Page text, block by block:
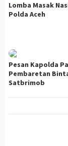
Lomba Masak
Polda Aceh
Pesan Kapolda
Pembaretan
Satbrimob